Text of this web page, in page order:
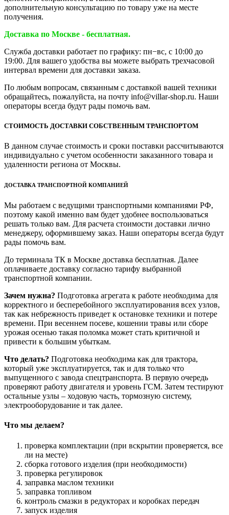
дополнительную консультацию по товару уже на месте
получения.
Доставка по Москве - бесплатная.
Служба доставки работает по графику: пн−вс, с 10:00 до
19:00. Для вашего удобства вы можете выбрать трехчасовой
интервал времени для доставки заказа.
По любым вопросам, связанным с доставкой вашей техники
обращайтесь, пожалуйста, на почту info@villar-shop.ru. Наши
операторы всегда будут рады помочь вам.
СТОИМОСТЬ ДОСТАВКИ СОБСТВЕННЫМ ТРАНСПОРТОМ
В данном случае стоимость и сроки поставки рассчитываются
индивидуально с учетом особенности заказанного товара и
удаленности региона от Москвы.
ДОСТАВКА ТРАНСПОРТНОЙ КОМПАНИЕЙ
Мы работаем с ведущими транспортными компаниями РФ,
поэтому какой именно вам будет удобнее воспользоваться
решать только вам. Для расчета стоимости доставки лично
менеджеру, оформившему заказ. Наши операторы всегда будут
рады помочь вам.
До терминала ТК в Москве доставка бесплатная. Далее
оплачиваете доставку согласно тарифу выбранной
транспортной компании.
Зачем нужна? Подготовка агрегата к работе необходима для
корректного и бесперебойного эксплуатирования всех узлов,
так как небрежность приведет к остановке техники и потере
времени. При весеннем посеве, кошении травы или сборе
урожая осенью такая поломка может стать критичной и
привести к большим убыткам.
Что делать? Подготовка необходима как для трактора,
который уже эксплуатируется, так и для только что
выпущенного с завода спецтранспорта. В первую очередь
проверяют работу двигателя и уровень ГСМ. Затем тестируют
остальные узлы – ходовую часть, тормозную систему,
электрооборудование и так далее.
Что мы делаем?
проверка комплектации (при вскрытии проверяется, все
ли на месте)
сборка готового изделия (при необходимости)
проверка регулировок
заправка маслом техники
заправка топливом
контроль смазки в редукторах и коробках передач
запуск изделия